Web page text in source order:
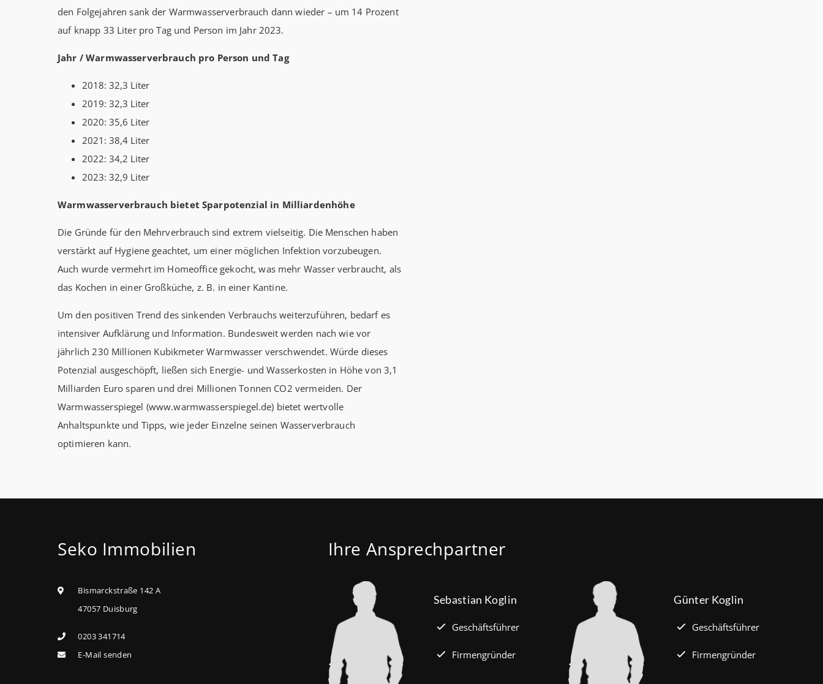
den Folgejahren sank der Warmwasserverbrauch dann wieder – um 14 Prozent
auf knapp 33 Liter pro Tag und Person im Jahr 2023.
Jahr / Warmwasserverbrauch pro Person und Tag
2018: 32,3 Liter
2019: 32,3 Liter
2020: 35,6 Liter
2021: 38,4 Liter
2022: 34,2 Liter
2023: 32,9 Liter
Warmwasserverbrauch bietet Sparpotenzial in Milliardenhöhe
Die Gründe für den Mehrverbrauch sind extrem vielseitig. Die Menschen haben
verstärkt auf Hygiene geachtet, um einer möglichen Infektion vorzubeugen.
Auch wurde vermehrt im Homeoffice gekocht, was mehr Wasser verbraucht, als
das Kochen in einer Großküche, z. B. in einer Kantine.
Um den positiven Trend des sinkenden Verbrauchs weiterzuführen, bedarf es
intensiver Aufklärung und Information. Bundesweit werden nach wie vor
jährlich 230 Millionen Kubikmeter Warmwasser verschwendet. Würde dieses
Potenzial ausgeschöpft, ließen sich Energie- und Wasserkosten in Höhe von 3,1
Milliarden Euro sparen und drei Millionen Tonnen CO2 vermeiden. Der
Warmwasserspiegel (www.warmwasserspiegel.de) bietet wertvolle
Anhaltspunkte und Tipps, wie jeder Einzelne seinen Wasserverbrauch
optimieren kann.
Seko Immobilien
Bismarckstraße 142 A
47057 Duisburg
0203 341714
E-Mail senden
Ihre Ansprechpartner
Sebastian Koglin
Geschäftsführer
Firmengründer
Günter Koglin
Geschäftsführer
Firmengründer